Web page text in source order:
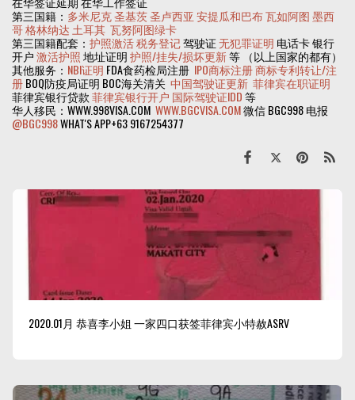
第三国籍： 多米尼克圣基茨圣卢西亚安提瓜和巴布瓦如阿图墨西
哥格林纳达 土耳其 瓦努阿图绿卡
第三国籍配套： 护照激活税务登记驾驶证无犯罪证明 电话卡 银行
开户激活护照地址证明护照/挂失/损坏更新等 （以上国家的都有）
其他服务： NBI证明 FDA食药检局注册 IPO商标注册商标专利转让/注
册BOQ防疫局证明 BOC海关清关 中国驾驶证更新 菲律宾在职证明
菲律宾银行贷款菲律宾银行开户 国际驾驶证IDD等
华人移民：WWW.998VISA.COM WWW.BGCVISA.COM微信 BGC998 电报
@BGC998WHAT'S APP+63 9167254377
2020.01月 恭喜李小姐 一家四口获签菲律宾小特赦ASRV